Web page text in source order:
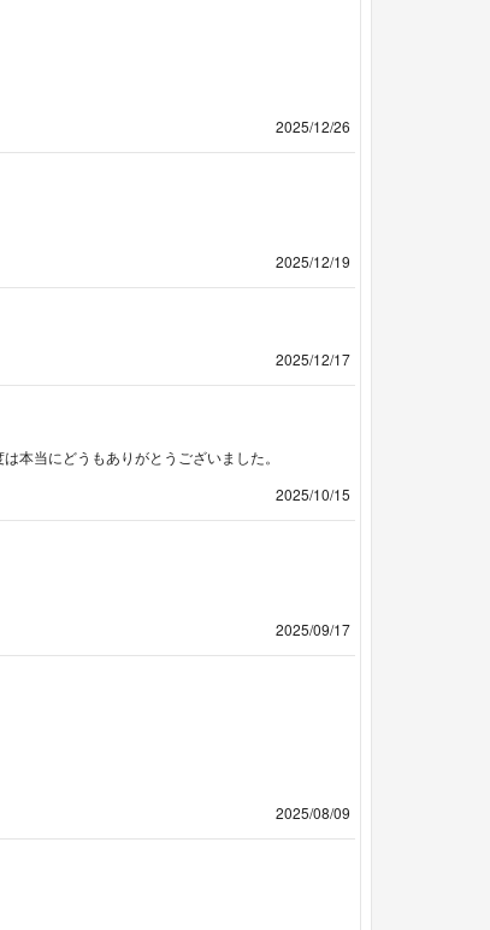
2025/12/26
2025/12/19
2025/12/17
本当にどうもありがとうございました。
2025/10/15
2025/09/17
2025/08/09